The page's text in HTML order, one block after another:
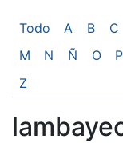
Esto nos ayuda
Todo A B C
M
N Ñ O P
Z